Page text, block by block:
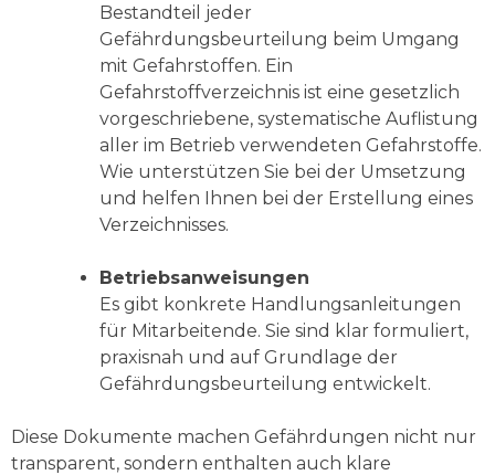
Bestandteil jeder
Gefährdungsbeurteilung beim Umgang
mit Gefahrstoffen. Ein
Gefahrstoffverzeichnis ist eine gesetzlich
vorgeschriebene, systematische Auflistung
aller im Betrieb verwendeten Gefahrstoffe.
Wie unterstützen Sie bei der Umsetzung
und helfen Ihnen bei der Erstellung eines
Verzeichnisses.
Betriebsanweisungen
Es gibt konkrete Handlungsanleitungen
für Mitarbeitende. Sie sind klar formuliert,
praxisnah und auf Grundlage der
Gefährdungsbeurteilung entwickelt.
Diese Dokumente machen Gefährdungen nicht nur
transparent, sondern enthalten auch klare